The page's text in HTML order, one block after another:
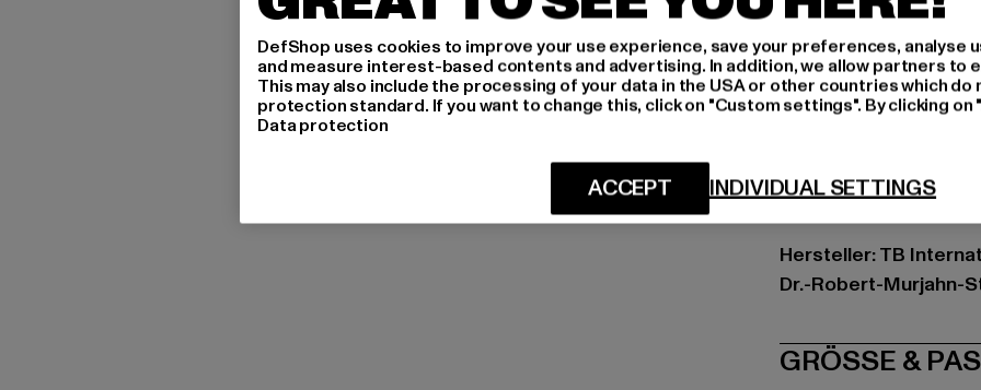
Schnitt: Normal
Marke: Urban
Kat.: Bomberjacken
Farbe: rot
Art.Nr: TB1217-04420
Hersteller: TB
Dr.-Robert-Murjahn-
GRÖSSE
DefShop uses cookies to improve your use experience, save your preferences, analyse
and measure interest-based contents and advertising. In addition, we allow partners to
This may also include the processing of your data in the USA or other countries which do
protection standard. If you want to change this, click on "Custom settings". By clicking
Data protection
INDIVIDUAL SETTINGS
ACCEPT